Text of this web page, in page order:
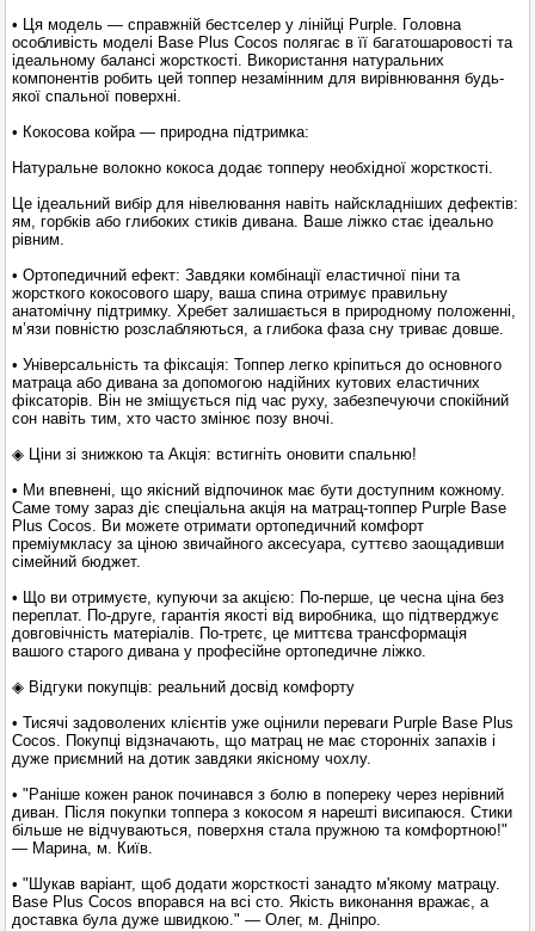
• Ця модель — справжній бестселер у лінійці Purple. Головна
особливість моделі Base Plus Cocos полягає в її багатошаровості та
ідеальному балансі жорсткості. Використання натуральних
компонентів робить цей топпер незамінним для вирівнювання будь-
якої спальної поверхні.
• Кокосова койра — природна підтримка:
Натуральне волокно кокоса додає топперу необхідної жорсткості.
Це ідеальний вибір для нівелювання навіть найскладніших дефектів:
ям, горбків або глибоких стиків дивана. Ваше ліжко стає ідеально
рівним.
• Ортопедичний ефект: Завдяки комбінації еластичної піни та
жорсткого кокосового шару, ваша спина отримує правильну
анатомічну підтримку. Хребет залишається в природному положенні,
м’язи повністю розслабляються, а глибока фаза сну триває довше.
• Універсальність та фіксація: Топпер легко кріпиться до основного
матраца або дивана за допомогою надійних кутових еластичних
фіксаторів. Він не зміщується під час руху, забезпечуючи спокійний
сон навіть тим, хто часто змінює позу вночі.
◈ Ціни зі знижкою та Акція: встигніть оновити спальню!
• Ми впевнені, що якісний відпочинок має бути доступним кожному.
Саме тому зараз діє спеціальна акція на матрац-топпер Purple Base
Plus Cocos. Ви можете отримати ортопедичний комфорт
преміумкласу за ціною звичайного аксесуара, суттєво заощадивши
сімейний бюджет.
• Що ви отримуєте, купуючи за акцією: По-перше, це чесна ціна без
переплат. По-друге, гарантія якості від виробника, що підтверджує
довговічність матеріалів. По-третє, це миттєва трансформація
вашого старого дивана у професійне ортопедичне ліжко.
◈ Відгуки покупців: реальний досвід комфорту
• Тисячі задоволених клієнтів уже оцінили переваги Purple Base Plus
Cocos. Покупці відзначають, що матрац не має сторонніх запахів і
дуже приємний на дотик завдяки якісному чохлу.
• "Раніше кожен ранок починався з болю в попереку через нерівний
диван. Після покупки топпера з кокосом я нарешті висипаюся. Стики
більше не відчуваються, поверхня стала пружною та комфортною!"
— Марина, м. Київ.
• "Шукав варіант, щоб додати жорсткості занадто м'якому матрацу.
Base Plus Cocos впорався на всі сто. Якість виконання вражає, а
доставка була дуже швидкою." — Олег, м. Дніпро.